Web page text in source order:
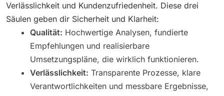
Verlässlichkeit und Kundenzufriedenheit. Diese drei
Säulen geben dir Sicherheit und Klarheit:
Qualität: Hochwertige Analysen, fundierte
Empfehlungen und realisierbare
Umsetzungspläne, die wirklich funktionieren.
Verlässlichkeit: Transparente Prozesse, klare
Verantwortlichkeiten und messbare Ergebnisse,